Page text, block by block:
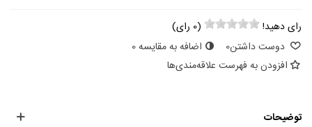
رای دهید! (
0 رای)
دوست داشتن0 اضافه به مقایسه0
افزودن به فهرست علاقه‌مندی‌ها
توضیحات